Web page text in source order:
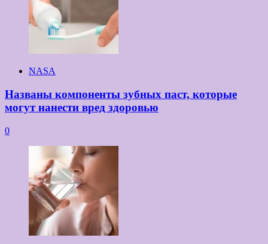
NASA
Названы компоненты зубных паст, которые
могут нанести вред здоровью
0